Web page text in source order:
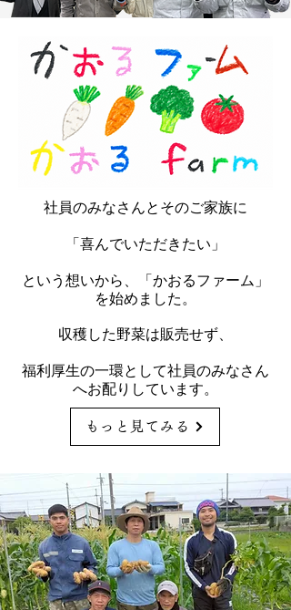
社員のみなさんとそのご家族に
「喜んでいただきたい」
という想いから、「かおるファーム」
を始めました。
収穫した野菜は販売せず、
福利厚生の一環として社員のみなさん
へお配りしています。
もっと見てみる